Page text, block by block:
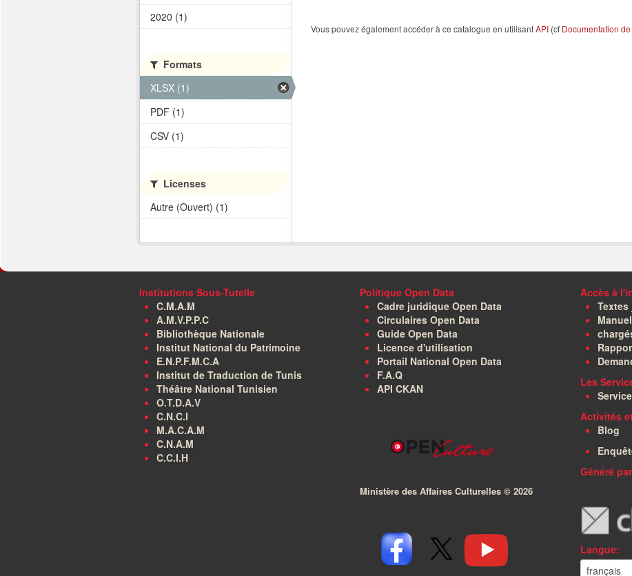
Vous pouvez également accéder à ce catalogue en utilisantAPI (cf Documentation
2020 (1)
Formats
XLSX (1)
PDF (1)
CSV (1)
Licenses
Autre (Ouvert) (1)
Institutions Sous-Tutelle
C.M.A.M
A.M.V.P.P.C
Bibliothèque Nationale
Institut National du Patrimoine
E.N.P.F.M.C.A
Institut de Traduction de Tunis
Théâtre National Tunisien
O.T.D.A.V
C.N.C.I
M.A.C.A.M
C.N.A.M
C.C.I.H
Politique Open Data
Cadre juridique Open Data
Circulaires Open Data
Guide Open Data
Licence d'utilisation
Portail National Open Data
F.A.Q
API CKAN
Ministère des Affaires Culturelles © 2026
Accès à
Les
Activités
Blog
Généré par
Langue